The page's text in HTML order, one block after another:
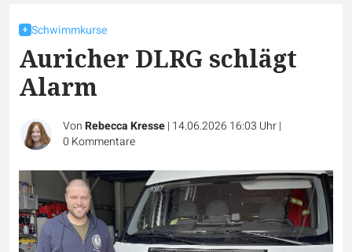
Schwimmkurse
Auricher DLRG schlägt
Alarm
VonRebecca Kresse| 14.06.2026 16:03 Uhr|
0 Kommentare